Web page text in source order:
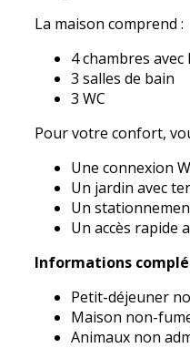
La maison comprend :
4 chambres
3 salles de bain
3 WC
Pour votre confort,
Une connexion
Un jardin avec
Un
Un accès rapide
Informations
Petit-déjeuner
Maison non-
Animaux non